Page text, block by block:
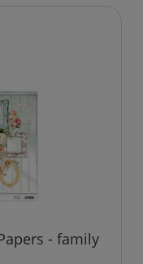
- family